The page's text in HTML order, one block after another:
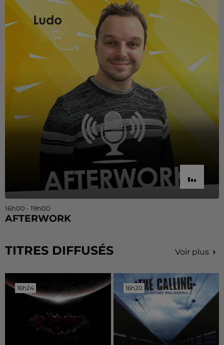
16h00 - 19h00
AFTERWORK
TITRES DIFFUSÉS Voir plus
16h24
16h24 16h20
16h20